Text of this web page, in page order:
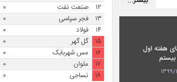
هفته اول
۱۲/۲۲
۱۲
صنعت نفت ۰
۱۳
فجر سپاسی ۰
۱۴
فولاد ۰
۱۵
گل گهر ۰
۱۶
مس شهربابک ۰
۱۷
ملوان ۰
۱۸
نساجی ۰